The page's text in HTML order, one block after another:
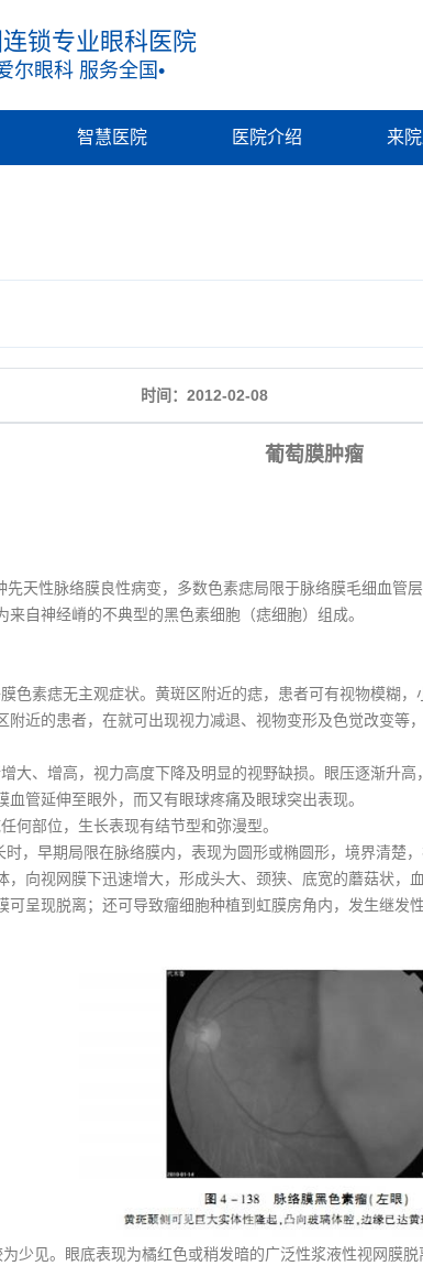
锁专业眼科医院
尔眼科 服务全国•
智慧医院 医院介绍 来
时间：2012-02-08
葡萄膜肿瘤
天性脉络膜良性病变，多数色素痣局限于脉络膜毛细血管
来自神经嵴的不典型的黑色素细胞（痣细胞）组成。
色素痣无主观症状。黄斑区附近的痣，患者可有视物模糊
附近的患者，在就可出现视力减退、视物变形及色觉改变等
大、增高，视力高度下降及明显的视野缺损。眼压逐渐升
血管延伸至眼外，而又有眼球疼痛及眼球突出表现。
何部位，生长表现有结节型和弥漫型。
，早期局限在脉络膜内，表现为圆形或椭圆形，境界清楚
，向视网膜下迅速增大，形成头大、颈狭、底宽的蘑菇状，
可呈现脱离；还可导致瘤细胞种植到虹膜房角内，发生继发
少见。眼底表现为橘红色或稍发暗的广泛性浆液性视网膜脱